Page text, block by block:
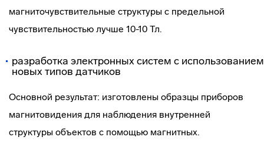
магниточувствительные структуры с предельной
чувствительностью лучше 10-10 Тл.
разработка электронных систем с использованием
новых типов датчиков
Основной результат: изготовлены образцы приборов
магнитовидения для наблюдения внутренней
структуры объектов с помощью магнитных.